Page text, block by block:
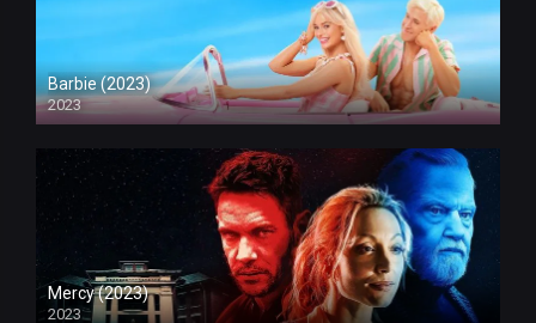
Barbie (2023)
2023
Mercy (2023)
2023